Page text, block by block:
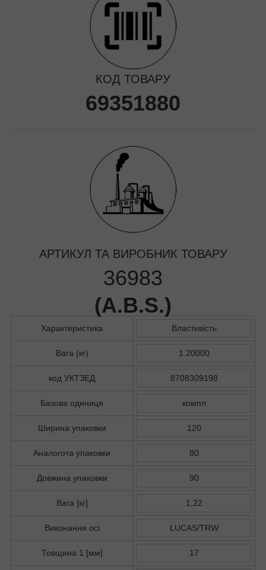
КОД ТОВАРУ
69351880
АРТИКУЛ ТА ВИРОБНИК ТОВАРУ
36983
(A.B.S.)
Характеристика Властивість
Вага (кг) 1.20000
код УКТЗЕД 8708309198
Базова одиниця компл
Ширина упаковки 120
Аналогота упаковки 80
Довжина упаковки 90
Вага [кг] 1,22
Виконання осі LUCAS/TRW
Товщина 1 [мм] 17